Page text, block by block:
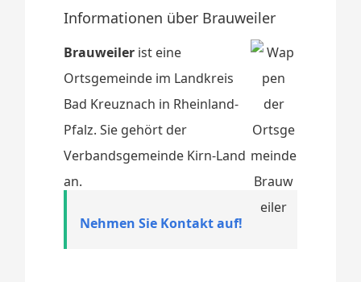
Informationen über Brauweiler
Brauweiler ist eine
Ortsgemeinde im Landkreis
Bad Kreuznach in Rheinland-
Pfalz. Sie gehört der
Verbandsgemeinde Kirn-Land
an.
Nehmen Sie Kontakt auf!